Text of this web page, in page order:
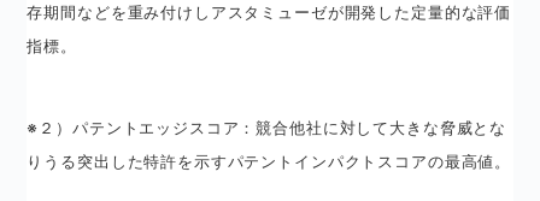
存期間などを重み付けしアスタミューゼが開発した定量的な評価
指標。
※２）パテントエッジスコア：競合他社に対して大きな脅威とな
りうる突出した特許を示すパテントインパクトスコアの最高値。